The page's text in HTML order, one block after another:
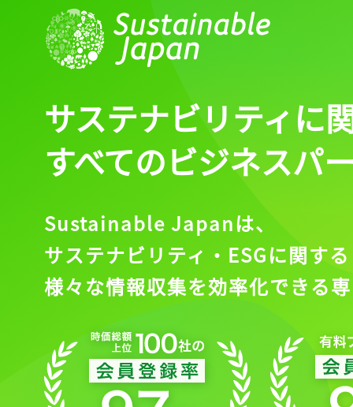
サステナビリティに
すべてのビジネスパ
Sustainable Japanは、
サステナビリティ・ESGに関する
様々な情報収集を効率化できる